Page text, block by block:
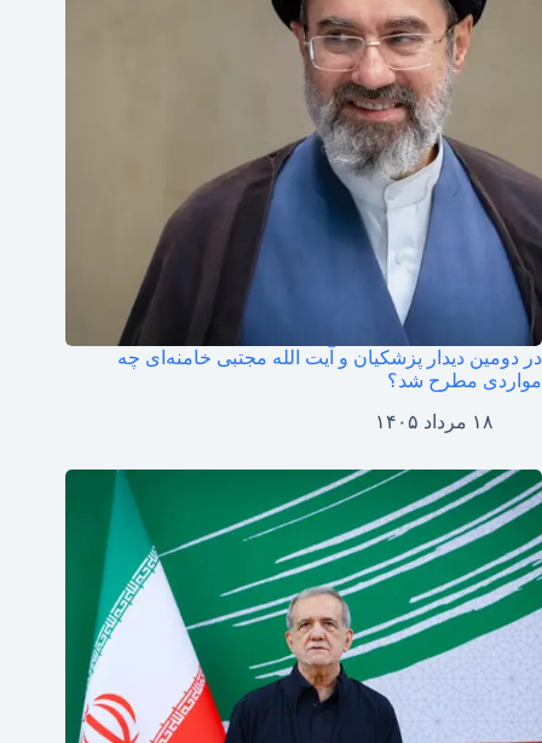
در دومین دیدار پزشکیان و آیت الله مجتبی خامنه‌ای چه
مواردی مطرح شد؟
۱۸ مرداد ۱۴۰۵